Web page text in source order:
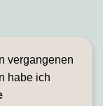
vergangenen
habe ich